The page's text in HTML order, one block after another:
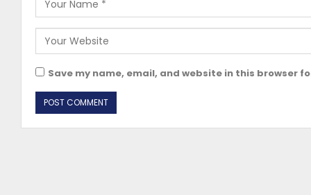
Save my name, email, and website in this browser